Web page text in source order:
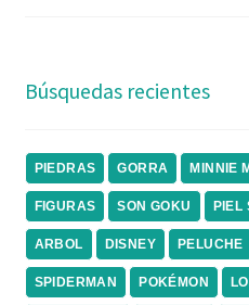
Búsquedas recientes
PIEDRAS GORRA MINNIE
FIGURAS SON GOKU PIEL
ARBOL DISNEY PELUCHE
SPIDERMAN POKÉMON